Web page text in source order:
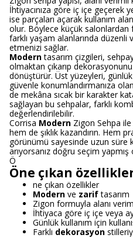
İhtiyacınıza göre iç içe geçerek
ise parçaları açarak kullanım
olur. Böylece küçük
farklı yaşam alanlarında
etmenizi sağlar.
Moderntasarım çizgileri,
olmaktan çıkarıp
dönüştürür. Üst yüzeyleri, günlük
güvenle konumlandırmanıza
de mekâna sıcak bir karakter
sağlayan bu sehpalar, farklı
değerlendirilebilir.
Corrisa Modern Zigon Sehpa
hem de şıklık kazandırın. Hem
görünümü sayesinde uzun süre
arıyorsanız doğru seçim yapmış
Ö
Öne çıkan
ne çıkan özellikler
Modern ve zariftasarım
Zigon formuyla alanı
İhtiyaca göre iç içe veya
Günlük kullanım için
Farklı dekorasyon